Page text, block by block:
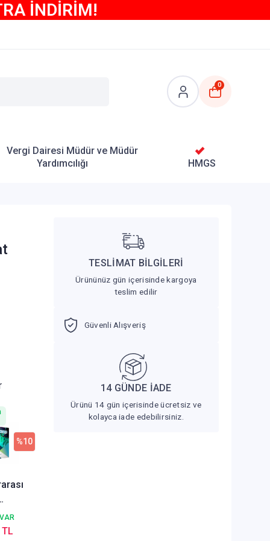
İNDİRİM!
0
Vergi Dairesi Müdür ve Müdür
Yardımcılığı
HMGS
%10
TESLİMAT BİLGİLERİ
Ürününüz gün içerisinde kargoya
teslim edilir
Güvenli Alışveriş
14 GÜNDE İADE
Ürünü 14 gün içerisinde ücretsiz ve
kolayca iade edebilirsiniz.